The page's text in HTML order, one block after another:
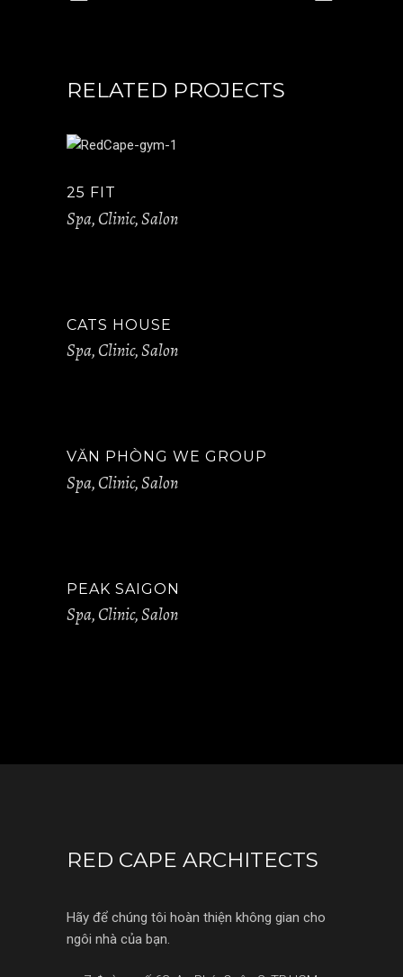
RELATED PROJECTS
25 FIT
Spa, Clinic, Salon
CATS HOUSE
Spa, Clinic, Salon
VĂN PHÒNG WE GROUP
Spa, Clinic, Salon
PEAK SAIGON
Spa, Clinic, Salon
RED CAPE ARCHITECTS
Hãy để chúng tôi hoàn thiện không gian cho
ngôi nhà của bạn.